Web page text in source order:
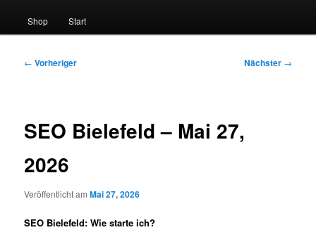
Shop Start
Beitragsnavigation
← Vorheriger Nächster →
SEO Bielefeld – Mai 27,
2026
Veröffentlicht amMai 27, 2026
SEO Bielefeld: Wie starte ich?